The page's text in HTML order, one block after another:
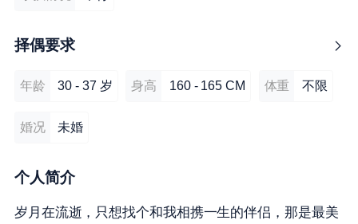
择偶要求
年龄 30 - 37 岁 身高 160 - 165 CM 体重 不限
婚况 未婚
个人简介
岁月在流逝，只想找个和我相携一生的伴侣，那是最美